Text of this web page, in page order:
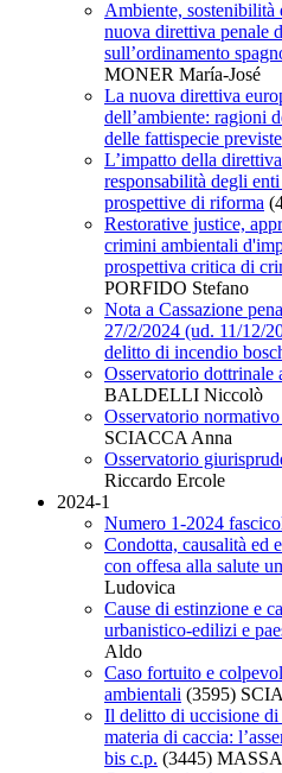
Ambiente, sostenibilità
nuova direttiva penale
sull’ordinamento
MONER María-José
La nuova direttiva
dell’ambiente: ragioni
delle fattispecie previste
L’impatto della
responsabilità degli
prospettive di riforma
Restorative justice,
crimini ambientali
prospettiva critica di
PORFIDO Stefano
Nota a Cassazione
27/2/2024 (ud. 11/12/
delitto di incendio
Osservatorio dottrinale
BALDELLI Niccolò
Osservatorio
SCIACCA Anna
Osservatorio
Riccardo Ercole
2024-1
Numero 1-2024
Condotta, causalità ed
con offesa alla salute
Ludovica
Cause di estinzione e
urbanistico-edilizi e
Aldo
Caso fortuito e
ambientali (3595)
Il delitto di uccisione
materia di caccia:
bis c.p. (3445)